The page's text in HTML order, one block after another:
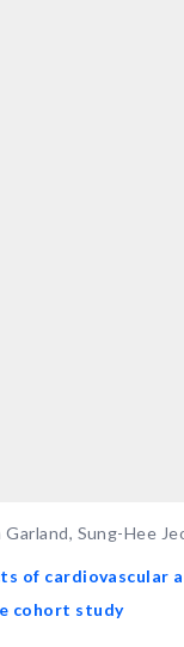
Sung-Hee
of cardiovascular
cohort study